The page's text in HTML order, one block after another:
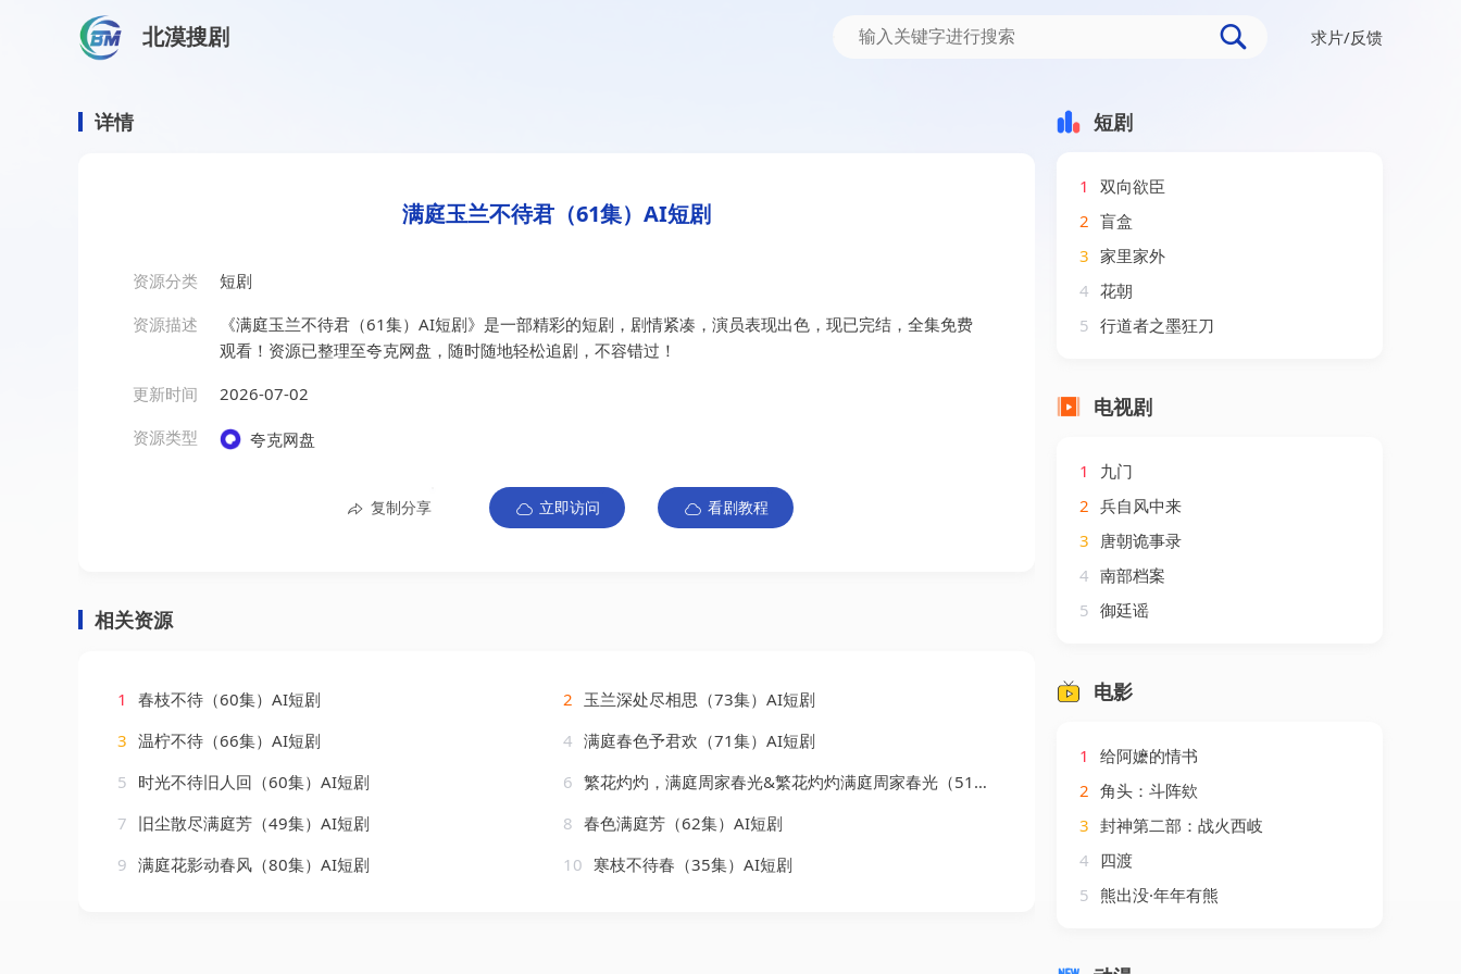
北漠搜剧 求片/反馈
详情
满庭玉兰不待君（61集）AI短剧
资源分类
短剧
资源描述
《满庭玉兰不待君（61集）AI短剧》是一部精彩的短剧，剧情紧凑，演员表现出色，现已完结，全集免费
观看！资源已整理至夸克网盘，随时随地轻松追剧，不容错过！
更新时间
2026-07-02
资源类型
夸克网盘
复制分享 立即访问 看剧教程
相关资源
1 春枝不待（60集）AI短剧 2 玉兰深处尽相思（73集）AI短剧
3 温柠不待（66集）AI短剧 4 满庭春色予君欢（71集）AI短剧
5 时光不待旧人回（60集）AI短剧 6 繁花灼灼，满庭周家春光&繁花灼灼满庭周家春光（51集）AI短剧
7 旧尘散尽满庭芳（49集）AI短剧 8 春色满庭芳（62集）AI短剧
9 满庭花影动春风（80集）AI短剧 10 寒枝不待春（35集）AI短剧
短剧
1
双向欲臣
2 盲盒
3 家里家外
4 花朝
5 行道者之墨狂刀
电视剧
1
九门
2 兵自风中来
3 唐朝诡事录
4 南部档案
5 御廷谣
电影
1
给阿嬷的情书
2 角头：斗阵欸
3 封神第二部：战火西岐
4 四渡
5 熊出没·年年有熊